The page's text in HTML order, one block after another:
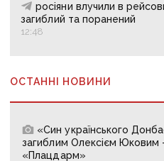
росіяни влучили в
загиблий та поранений
12:48
ОСТАННІ НОВИНИ
«Син українського
загиблим Олексієм
«Плацдарм»